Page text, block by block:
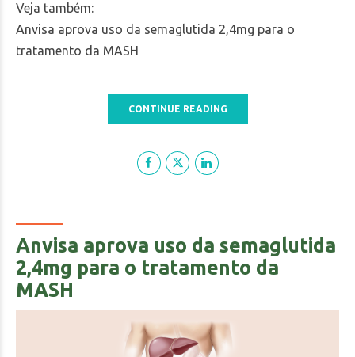
Veja também:
Anvisa aprova uso da semaglutida 2,4mg para o
tratamento da MASH
CONTINUE READING
Anvisa aprova uso da semaglutida
2,4mg para o tratamento da
MASH